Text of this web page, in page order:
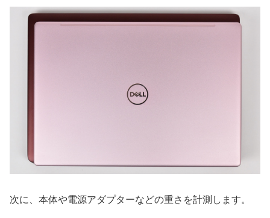
次に、本体や電源アダプターなどの重さを計測します。